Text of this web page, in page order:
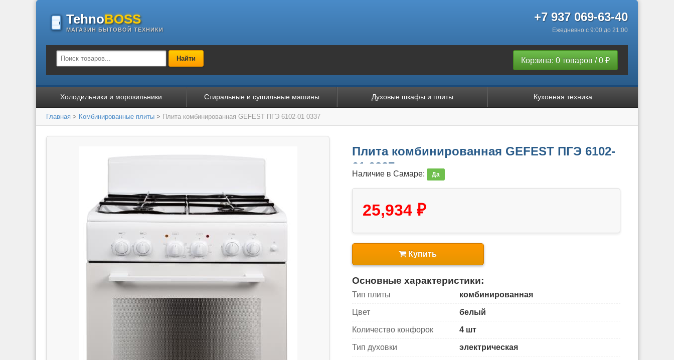
TehnoBOSS
МАГАЗИН БЫТОВОЙ ТЕХНИКИ
+7 937 069-63-40
Ежедневно с 9:00 до 21:00
Найти Корзина: 0 товаров / 0 ₽
Холодильники и морозильники Стиральные и сушильные машины Духовые шкафы и плиты Кухонная техника
Главная > Комбинированные плиты > Плита комбинированная GEFEST ПГЭ 6102-01 0337
Плита комбинированная GEFEST ПГЭ 6102-
01 0337
Наличие в Самаре: Да
25,934 ₽
Купить
Основные характеристики:
Тип плиты комбинированная
Цвет белый
Количество конфорок 4 шт
Тип духовки электрическая